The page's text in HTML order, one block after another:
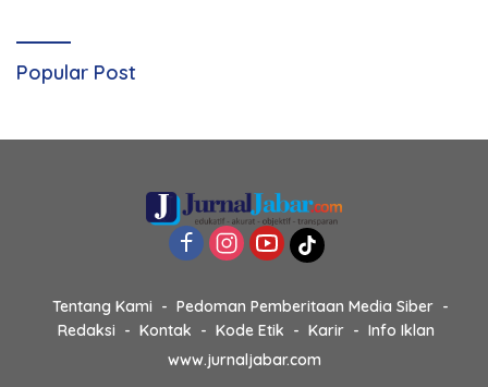
Popular Post
Tentang Kami
Pedoman Pemberitaan Media Siber
Redaksi
Kontak Kode Etik Karir
Info Iklan
www.jurnaljabar.com